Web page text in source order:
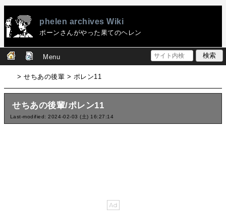
phelen archives Wiki
ポーンさんがやった果てのヘレン
Menu
> せちあの後輩 > ポレン11
せちあの後輩/ポレン11
Last-modified: 2024-02-03 (土) 16:27:14